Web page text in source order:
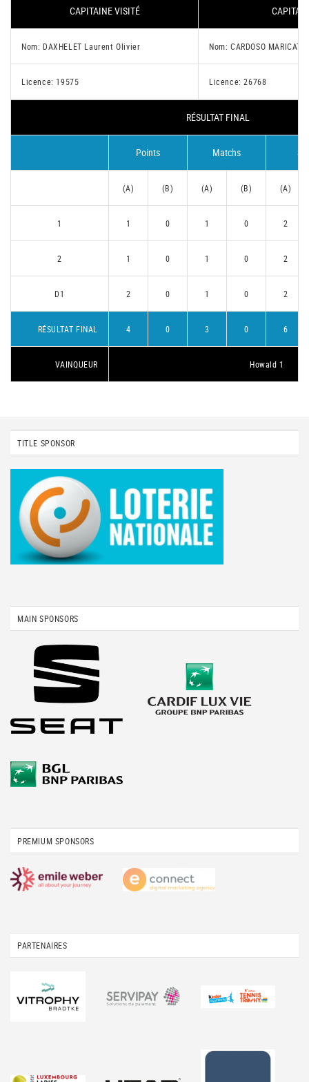
CAPITAINE VISITÉ
Nom: DAXHELET Laurent Olivier Nom: CARDOSO
Licence: 19575 Licence: 26768
RÉSULTAT FINAL
Points Matchs
(A) (B) (A) (B) (A)
1 1 0 1 0 2
2 1 0 1 0 2
D1 2 0 1 0 2
RÉSULTAT FINAL 4 0 3 0 6
VAINQUEUR Howald 1
TITLE SPONSOR
MAIN SPONSORS
PREMIUM SPONSORS
PARTENAIRES